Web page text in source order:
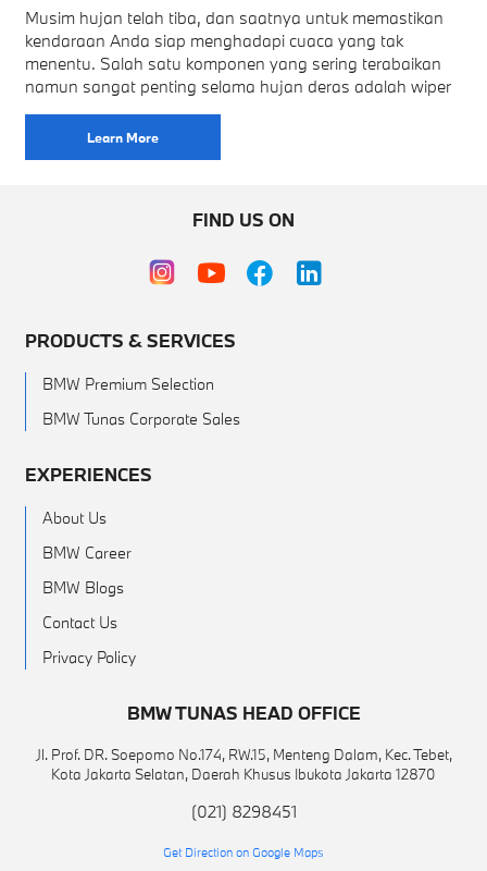
Musim hujan telah tiba, dan saatnya untuk memastikan
kendaraan Anda siap menghadapi cuaca yang tak
menentu. Salah satu komponen yang sering terabaikan
namun sangat penting selama hujan deras adalah wiper
Learn More
FIND US ON
PRODUCTS & SERVICES
BMW Premium Selection
BMW Tunas Corporate Sales
EXPERIENCES
About Us
BMW Career
BMW Blogs
Contact Us
Privacy Policy
BMW TUNAS HEAD OFFICE
Jl. Prof. DR. Soepomo No.174, RW.15, Menteng Dalam, Kec. Tebet,
Kota Jakarta Selatan, Daerah Khusus Ibukota Jakarta 12870
(021) 8298451
Get Direction on Google Maps